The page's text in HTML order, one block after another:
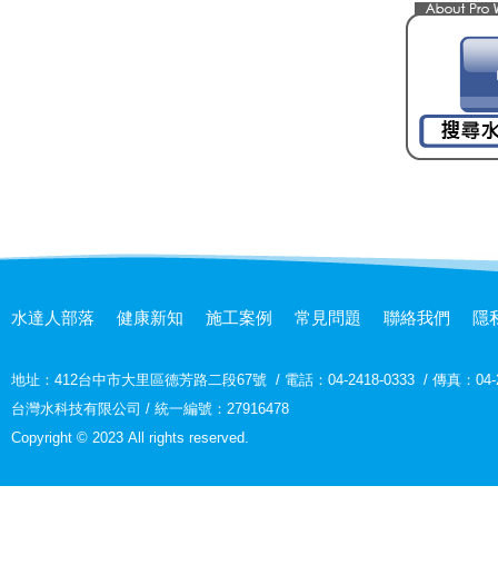
水達人部落 健康新知 施工案例 常見問題 聯絡我們 隱
地址： 412台中市大里區德芳路二段67號 / 電話：04-2418-0333 / 傳真：
台灣水科技有限公司 / 統一編號：27916478
Copyright © 2023 All rights reserved.